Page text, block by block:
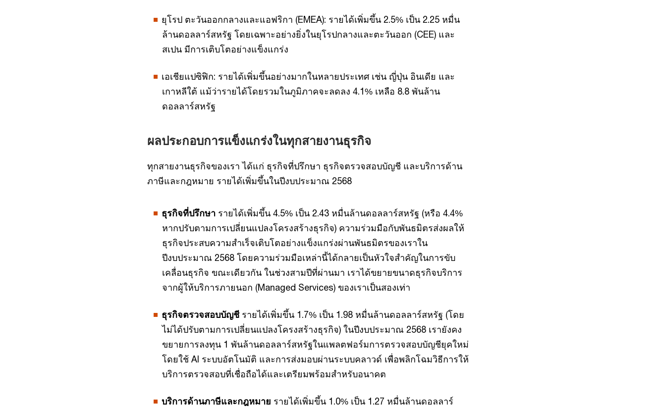
ยุโรป ตะวันออกกลางและแอฟริกา (EMEA): รายได้เพิ่มขึ้น 2.5% เป็น 2.25 หมื่น
ล้านดอลลาร์สหรัฐ โดยเฉพาะอย่างยิ่งในยุโรปกลางและตะวันออก (CEE) และ
สเปน มีการเติบโตอย่างแข็งแกร่ง
เอเชียแปซิฟิก: รายได้เพิ่มขึ้นอย่างมากในหลายประเทศ เช่น ญี่ปุ่น อินเดีย และ
เกาหลีใต้ แม้ว่ารายได้โดยรวมในภูมิภาคจะลดลง 4.1% เหลือ 8.8 พันล้าน
ดอลลาร์สหรัฐ
ผลประกอบการแข็งแกร่งในทุกสายงานธุรกิจ
ทุกสายงานธุรกิจของเรา ได้แก่ ธุรกิจที่ปรึกษา ธุรกิจตรวจสอบบัญชี และบริการด้าน
ภาษีและกฎหมาย รายได้เพิ่มขึ้นในปีงบประมาณ 2568
ธุรกิจที่ปรึกษา รายได้เพิ่มขึ้น 4.5% เป็น 2.43 หมื่นล้านดอลลาร์สหรัฐ (หรือ 4.4%
หากปรับตามการเปลี่ยนแปลงโครงสร้างธุรกิจ) ความร่วมมือกับพันธมิตรส่งผลให้
ธุรกิจประสบความสำเร็จเติบโตอย่างแข็งแกร่งผ่านพันธมิตรของเราใน
ปีงบประมาณ 2568 โดยความร่วมมือเหล่านี้ได้กลายเป็นหัวใจสำคัญในการขับ
เคลื่อนธุรกิจ ขณะเดียวกัน ในช่วงสามปีที่ผ่านมา เราได้ขยายขนาดธุรกิจบริการ
จากผู้ให้บริการภายนอก (Managed Services) ของเราเป็นสองเท่า
ธุรกิจตรวจสอบบัญชีรายได้เพิ่มขึ้น 1.7% เป็น 1.98 หมื่นล้านดอลลาร์สหรัฐ (โดย
ไม่ได้ปรับตามการเปลี่ยนแปลงโครงสร้างธุรกิจ) ในปีงบประมาณ 2568 เรายังคง
ขยายการลงทุน 1 พันล้านดอลลาร์สหรัฐในแพลตฟอร์มการตรวจสอบบัญชียุคใหม่
โดยใช้ AI ระบบอัตโนมัติ และการส่งมอบผ่านระบบคลาวด์ เพื่อพลิกโฉมวิธีการให้
บริการตรวจสอบที่เชื่อถือได้และเตรียมพร้อมสำหรับอนาคต
บริการด้านภาษีและกฎหมาย รายได้เพิ่มขึ้น 1.0% เป็น 1.27 หมื่นล้านดอลลาร์